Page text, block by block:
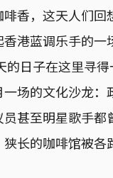
香，这天人们回
港蓝调乐手的一
的日子在这里寻
一场的文化沙龙：
甚至明星歌手都
长的咖啡馆被各